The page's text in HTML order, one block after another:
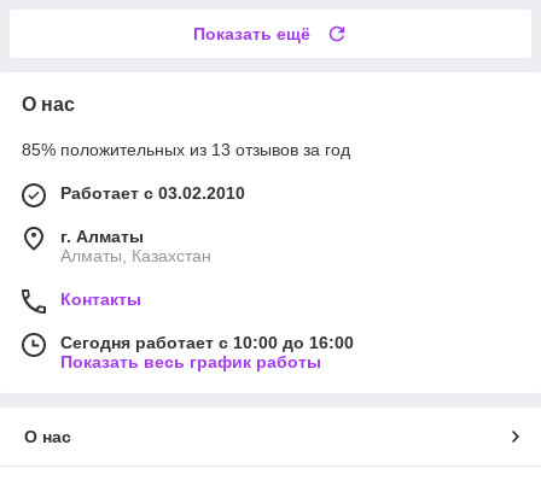
Показать ещё
О нас
85% положительных из 13 отзывов за год
Работает с 03.02.2010
г. Алматы
Алматы, Казахстан
Контакты
Сегодня работает с 10:00 до 16:00
Показать весь график работы
О нас